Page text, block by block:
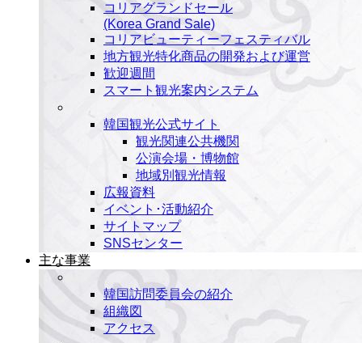
コリアグランドセール
(Korea Grand Sale)
コリアビューティーフェスティバル
地方観光特化商品の開発および運営
歓迎週間
スマート観光案内システム
韓国観光公式サイト
観光関連公共機関
公演会場・博物館
地域別観光情報
広報資料
イベント･活動紹介
サイトマップ
SNSセンター
主な事業
韓国訪問委員会の紹介
組織図
アクセス